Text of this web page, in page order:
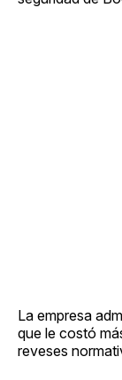
La empresa
que le costó
reveses